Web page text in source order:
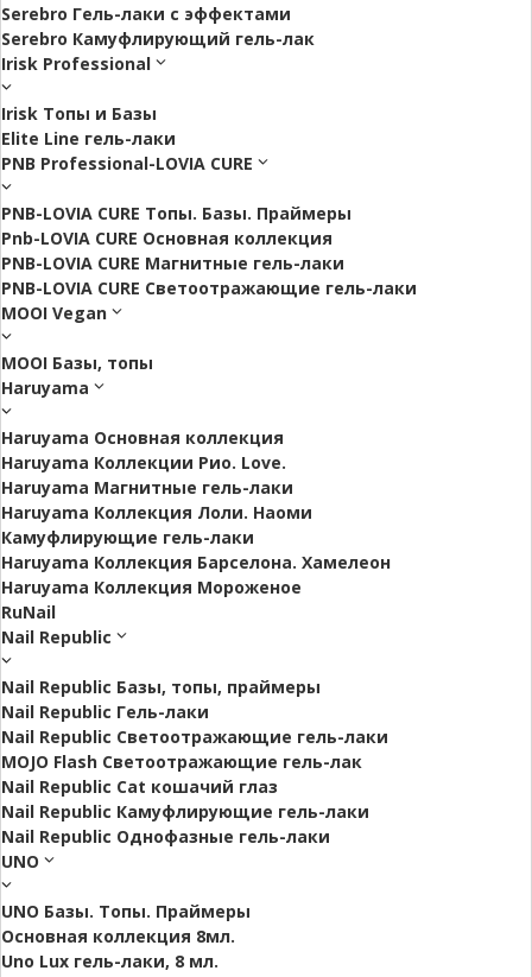
Serebro Гель-лаки с эффектами
Serebro Камуфлирующий гель-лак
Irisk Professional
Irisk Топы и Базы
Elite Line гель-лаки
PNB Professional-LOVIA CURE
PNB-LOVIA CURE Топы. Базы. Праймеры
Pnb-LOVIA CURE Основная коллекция
PNB-LOVIA CURE Магнитные гель-лаки
PNB-LOVIA CURE Cветоотражающие гель-лаки
MOOI Vegan
MOOI Базы, топы
Haruyama
Haruyama Основная коллекция
Haruyama Коллекции Рио. Love.
Haruyama Магнитные гель-лаки
Haruyama Коллекция Лоли. Наоми
Камуфлирующие гель-лаки
Haruyama Коллекция Барселона. Хамелеон
Haruyama Коллекция Мороженое
RuNail
Nail Republic
Nail Republic Базы, топы, праймеры
Nail Republic Гель-лаки
Nail Republic Светоотражающие гель-лаки
MOJO Flash Светоотражающие гель-лак
Nail Republic Cat кошачий глаз
Nail Republic Камуфлирующие гель-лаки
Nail Republic Однофазные гель-лаки
UNO
UNO Базы. Топы. Праймеры
Основная коллекция 8мл.
Uno Lux гель-лаки, 8 мл.